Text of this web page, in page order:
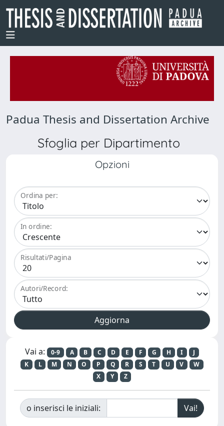
Padua Thesis and Dissertation Archive
Sfoglia per Dipartimento
Opzioni
Ordina per:
In ordine:
Risultati/Pagina
Autori/Record:
Vai a: 0-9 A B C D E F G H I
J
K
L M N O P Q R S T U V
W
X
Y Z
o inserisci le iniziali: